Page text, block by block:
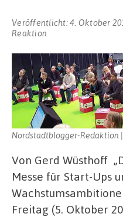
Veröffentlicht:4. Oktober
Reaktion
Nordstadtblogger-Redaktion
Von Gerd Wüsthoff
Messe für Start-Ups
Freitag (5. Oktober